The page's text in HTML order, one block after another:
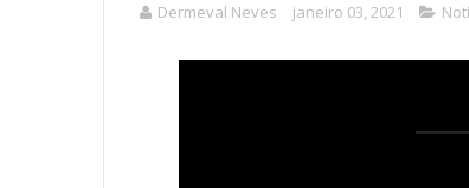
Dermeval Neves janeiro 03, 2021